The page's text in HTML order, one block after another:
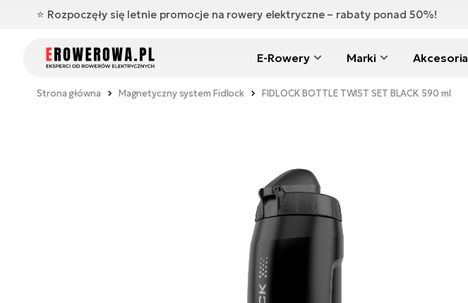
⭐️ Rozpoczęły się letnie promocje na rowery elektryczne – rabaty ponad 50%!
E-Rowery Marki Akcesoria
Strona główna Magnetyczny system Fidlock FIDLOCK BOTTLE TWIST SET BLACK 590 ml